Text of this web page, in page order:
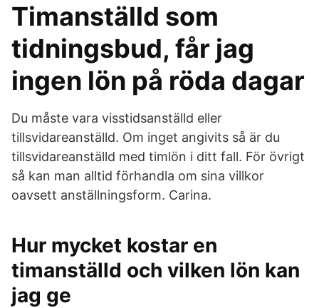
Timanställd som
tidningsbud, får jag
ingen lön på röda dagar
Du måste vara visstidsanställd eller
tillsvidareanställd. Om inget angivits så är du
tillsvidareanställd med timlön i ditt fall. För övrigt
så kan man alltid förhandla om sina villkor
oavsett anställningsform. Carina.
Hur mycket kostar en
timanställd och vilken lön kan
jag ge